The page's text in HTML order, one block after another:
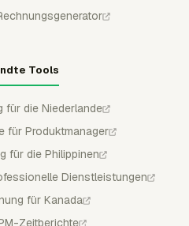
Tools
für die Niederlande
für Produktmanager
für die Philippinen
Dienstleistungen
für Kanada
Zeitberichte